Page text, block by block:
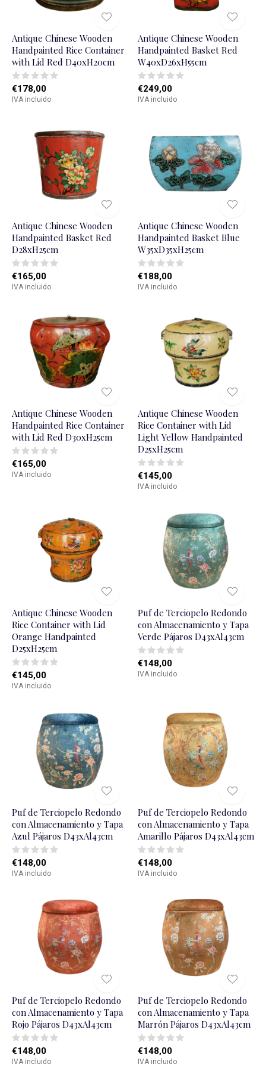
Antique Chinese Wooden
Handpainted Rice Container
with Lid Red D40xH20cm
€178,00
IVA incluido
Antique Chinese Wooden
Handpainted Basket Red
W40xD26xH55cm
€249,00
IVA incluido
Antique Chinese Wooden
Handpainted Basket Red
D28xH25cm
€165,00
IVA incluido
Antique Chinese Wooden
Handpainted Basket Blue
W35xD35xH25cm
€188,00
IVA incluido
Antique Chinese Wooden
Handpainted Rice Container
with Lid Red D30xH25cm
€165,00
IVA incluido
Antique Chinese Wooden
Rice Container with Lid
Light Yellow Handpainted
D25xH25cm
€145,00
IVA incluido
Antique Chinese Wooden
Rice Container with Lid
Orange Handpainted
D25xH25cm
€145,00
IVA incluido
Puf de Terciopelo Redondo
con Almacenamiento y Tapa
Verde Pájaros D43xAl43cm
€148,00
IVA incluido
Puf de Terciopelo Redondo
con Almacenamiento y Tapa
Azul Pájaros D43xAl43cm
€148,00
IVA incluido
Puf de Terciopelo Redondo
con Almacenamiento y Tapa
Amarillo Pájaros D43xAl43cm
€148,00
IVA incluido
Puf de Terciopelo Redondo
con Almacenamiento y Tapa
Rojo Pájaros D43xAl43cm
€148,00
IVA incluido
Puf de Terciopelo Redondo
con Almacenamiento y Tapa
Marrón Pájaros D43xAl43cm
€148,00
IVA incluido